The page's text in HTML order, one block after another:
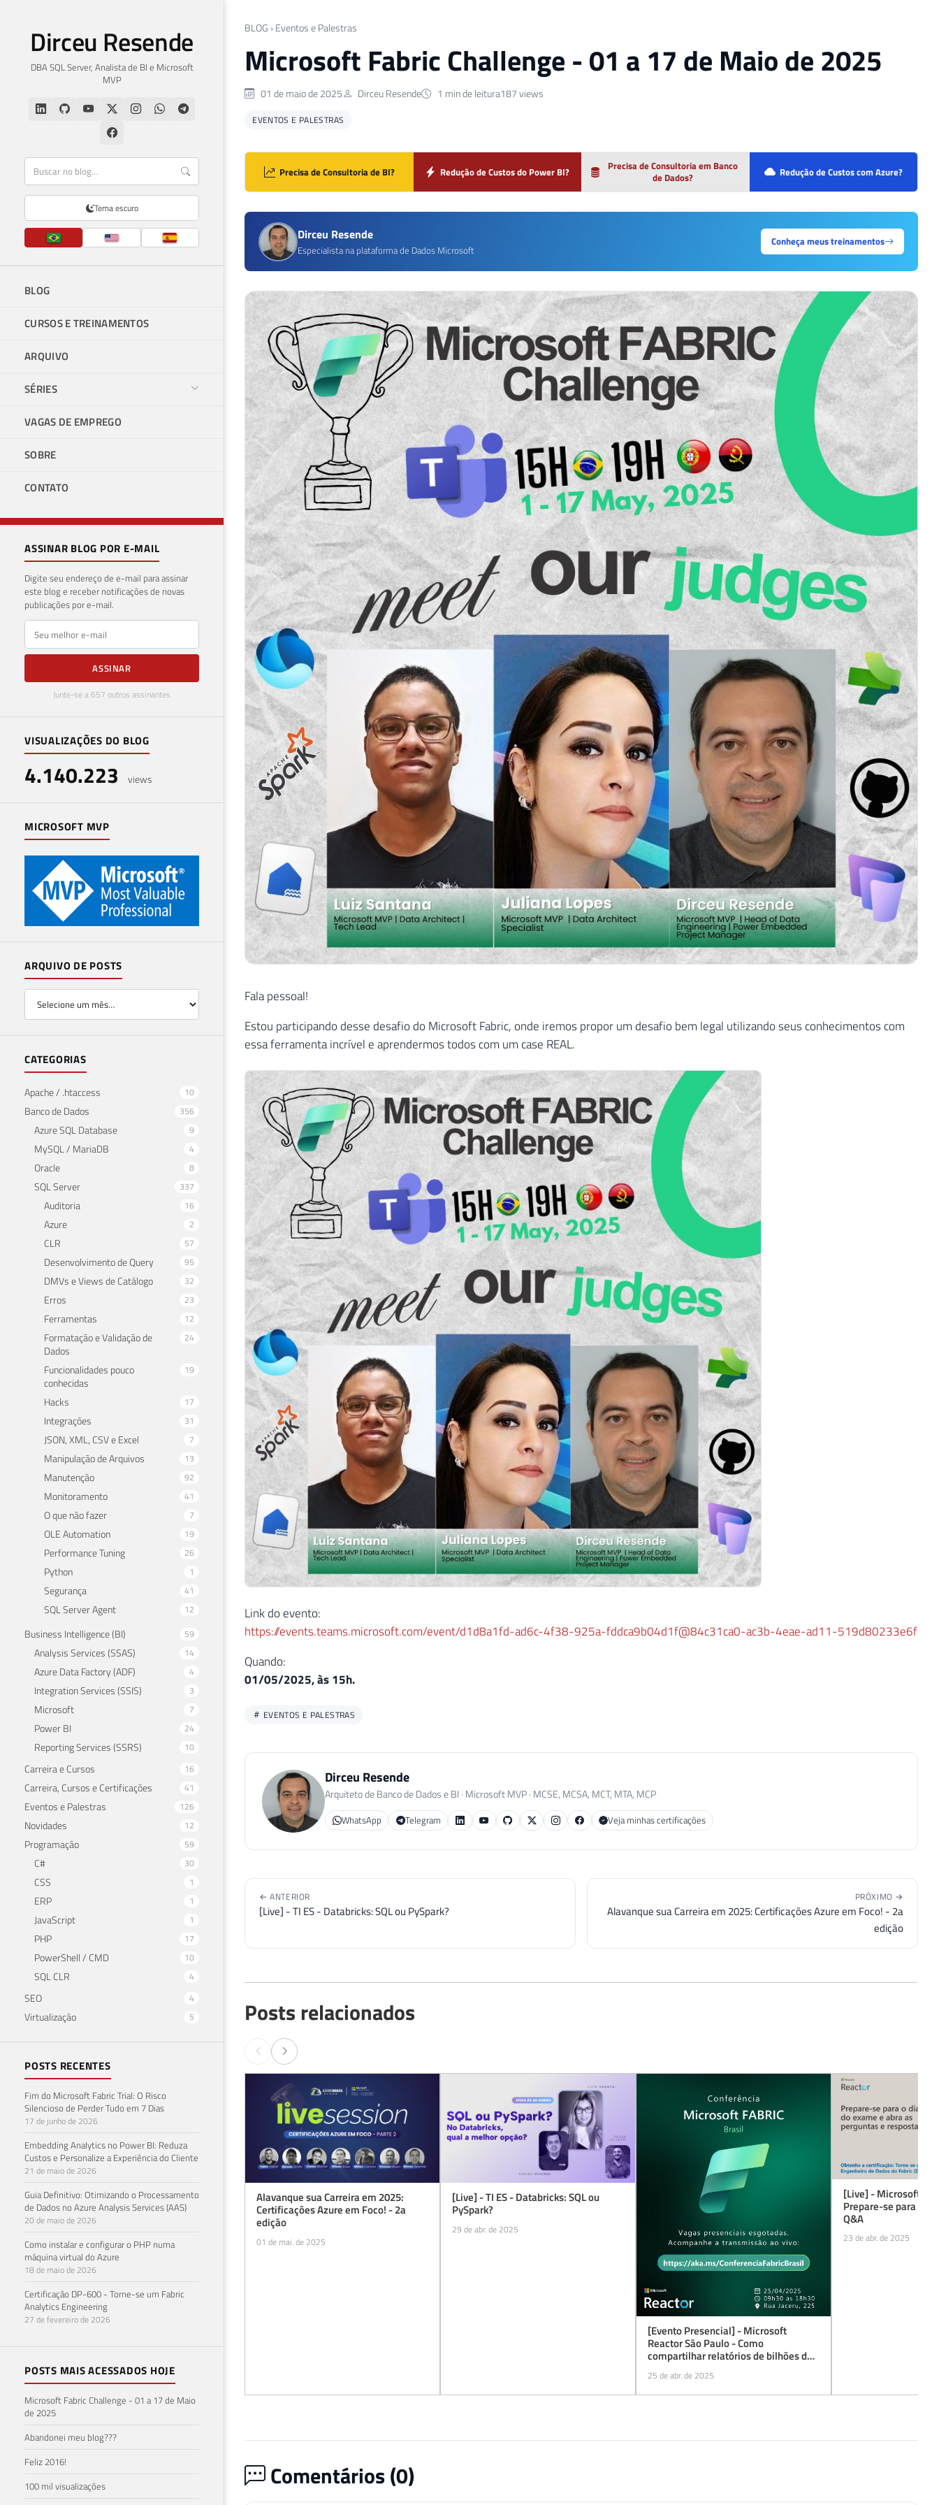
Dirceu Resende
DBA SQL Server, Analista de BI e Microsoft
MVP
Tema escuro
BLOG
CURSOS E TREINAMENTOS
ARQUIVO
SÉRIES
VAGAS DE EMPREGO
SOBRE
CONTATO
ASSINAR BLOG POR E-MAIL
Digite seu endereço de e-mail para assinar
este blog e receber notificações de novas
publicações por e-mail.
E-mail
ASSINAR
Junte-se a 657 outros assinantes
VISUALIZAÇÕES DO BLOG
4.140.223 views
MICROSOFT MVP
ARQUIVO DE POSTS
CATEGORIAS
Apache / .htaccess 10
Banco de Dados 356
Azure SQL Database 9
MySQL / MariaDB 4
Oracle 8
SQL Server 337
Auditoria 16
Azure 2
CLR 57
Desenvolvimento de Query 95
DMVs e Views de Catálogo 32
Erros 23
Ferramentas 12
Formatação e Validação de
Dados
24
Funcionalidades pouco
conhecidas
19
Hacks 17
Integrações 31
JSON, XML, CSV e Excel 7
Manipulação de Arquivos 13
Manutenção 92
Monitoramento 41
O que não fazer 7
OLE Automation 19
Performance Tuning 26
Python 1
Segurança 41
SQL Server Agent 12
Business Intelligence (BI) 59
Analysis Services (SSAS) 14
Azure Data Factory (ADF) 4
Integration Services (SSIS) 3
Microsoft 7
Power BI 24
Reporting Services (SSRS) 10
Carreira e Cursos 16
Carreira, Cursos e Certificações 41
Eventos e Palestras 126
Novidades 12
Programação 59
C# 30
CSS 1
ERP 1
JavaScript 1
PHP 17
PowerShell / CMD 10
SQL CLR 4
SEO 4
Virtualização 5
POSTS RECENTES
Fim do Microsoft Fabric Trial: O Risco
Silencioso de Perder Tudo em 7 Dias
17 de junho de 2026
Embedding Analytics no Power BI: Reduza
Custos e Personalize a Experiência do Cliente
21 de maio de 2026
Guia Definitivo: Otimizando o Processamento
de Dados no Azure Analysis Services (AAS)
20 de maio de 2026
Como instalar e configurar o PHP numa
máquina virtual do Azure
18 de maio de 2026
Certificação DP-600 - Torne-se um Fabric
Analytics Engineering
27 de fevereiro de 2026
POSTS MAIS ACESSADOS HOJE
Microsoft Fabric Challenge - 01 a 17 de Maio
de 2025
Abandonei meu blog???
Feliz 2016!
100 mil visualizações
BLOG › Eventos e Palestras
Microsoft Fabric Challenge - 01 a 17 de Maio de 2025
01 de maio de 2025 Dirceu Resende 1 min de leitura187 views
EVENTOS E PALESTRAS
Precisa de Consultoria de BI? Redução de Custos do Power BI?
Precisa de Consultoria em Banco
de Dados?
Redução de Custos com Azure?
Dirceu Resende
Especialista na plataforma de Dados Microsoft
Conheça meus treinamentos
Fala pessoal!
Estou participando desse desafio do Microsoft Fabric, onde iremos propor um desafio bem legal utilizando seus conhecimentos com
essa ferramenta incrível e aprendermos todos com um case REAL.
Link do evento:
https://events.teams.microsoft.com/event/d1d8a1fd-ad6c-4f38-925a-fddca9b04d1f@84c31ca0-ac3b-4eae-ad11-519d80233e6f
Quando:
01/05/2025, às 15h.
EVENTOS E PALESTRAS
Dirceu Resende
Arquiteto de Banco de Dados e BI · Microsoft MVP · MCSE, MCSA, MCT, MTA, MCP
WhatsApp Telegram Veja minhas certificações
← ANTERIOR
[Live] - TI ES - Databricks: SQL ou PySpark?
PRÓXIMO →
Alavanque sua Carreira em 2025: Certificações Azure em Foco! - 2a
edição
Posts relacionados
Alavanque sua Carreira em 2025:
Certificações Azure em Foco! - 2a
edição
01 de mai. de 2025
[Live] - TI ES - Databricks: SQL ou
PySpark?
29 de abr. de 2025
[Evento Presencial] - Microsoft
Reactor São Paulo - Como
compartilhar relatórios de bilhões de
linhas com milhares de pessoas e
baixo custo
25 de abr. de 2025
[Live] - Microsoft
Prepare-se para o
Q&A
23 de abr. de 2025
Comentários (0)